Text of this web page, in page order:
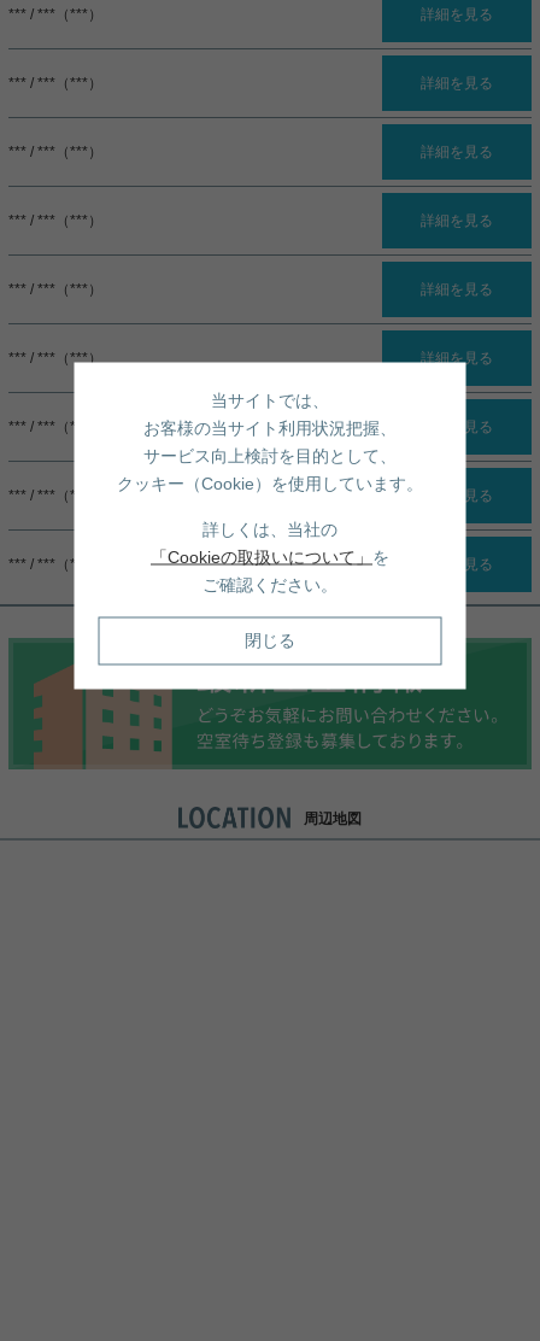
*** / ***（***） 詳細を見る
*** / ***（***） 詳細を見る
*** / ***（***） 詳細を見る
*** / ***（***） 詳細を見る
*** / ***（***） 詳細を見る
*** / ***（***） 詳細を見る
*** / ***（***） 詳細を見る
*** / ***（***） 詳細を見る
*** / ***（***） 詳細を見る
周辺地図
当サイトでは、
お客様の当サイト利用状況把握、
サービス向上検討を目的として、
クッキー（Cookie）を使用しています。
詳しくは、当社の
「Cookieの取扱いについて」 を
ご確認ください。
閉じる